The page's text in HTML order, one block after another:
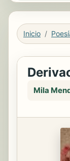
Inicio
Mila